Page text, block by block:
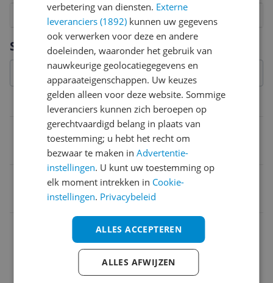
Specificaties
Gebruikswijze en werking
Geschikt voor haartype
Alle haartypes
0654050177108
Overige kenmerken
Productinformatie
2
Vraag 1 van 4
verbetering van diensten. Externe
leveranciers (1892) kunnen uw gegevens
ook verwerken voor deze en andere
doeleinden, waaronder het gebruik van
nauwkeurige geolocatiegegevens en
apparaateigenschappen. Uw keuzes
gelden alleen voor deze website. Sommige
leveranciers kunnen zich beroepen op
gerechtvaardigd belang in plaats van
toestemming; u hebt het recht om
bezwaar te maken inAdvertentie-
instellingen. U kunt uw toestemming op
elk moment intrekken in Cookie-
instellingen. Privacybeleid
ALLES ACCEPTEREN
ALLES AFWIJZEN